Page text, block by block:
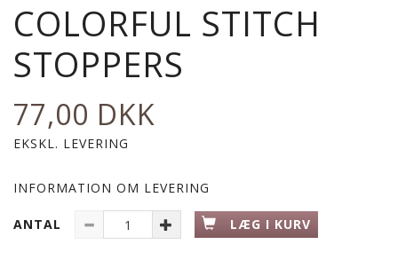
COLORFUL STITCH
STOPPERS
77,00 DKK
EKSKL. LEVERING
INFORMATION OM LEVERING
ANTAL LÆG I KURV